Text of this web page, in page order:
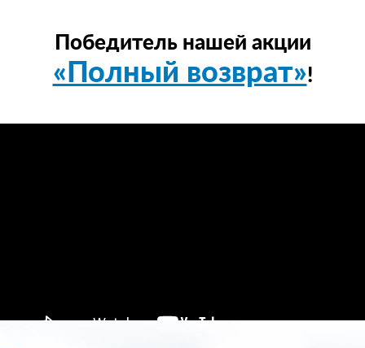
Победитель нашей акции
«Полный возврат»!